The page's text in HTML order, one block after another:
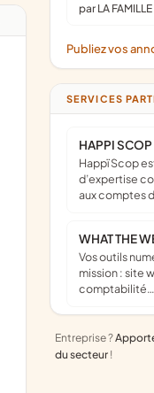
par LA
Publiez vos
SERVICES
HAPPI SCOP
Happï Scop est une coopérative
d’expertise
aux comptes
WHAT THE
Vos outils numériques au service de votre
mission : site
comptabilité…
Entreprise ?
du secteur !